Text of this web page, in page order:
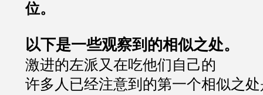
位。
以下是一些观察到的相似之处。
激进的左派又在吃他们自己的
许多人已经注意到的第一个相似之